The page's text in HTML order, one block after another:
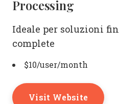
Processing
Ideale per soluzioni
complete
$10/user/month
Visit Website